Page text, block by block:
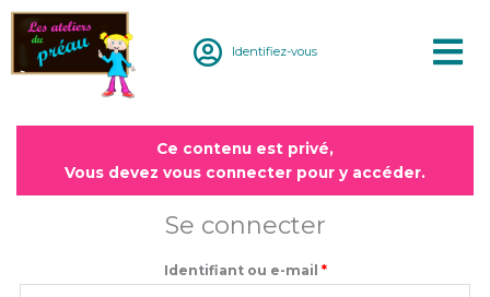
Aller
contenu
Identifiez-vous
Ce contenu est privé,
Vous devez vous connecter pour y accéder.
Se connecter
Identifiant ou e-mail *
Obligatoire